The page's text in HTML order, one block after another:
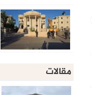
مقالات